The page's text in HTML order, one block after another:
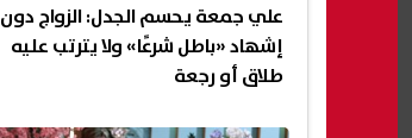
علي جمعة يحسم الجدل: الزواج دون
إشهاد «باطل شرعًا» ولا يترتب عليه
طلاق أو رجعة